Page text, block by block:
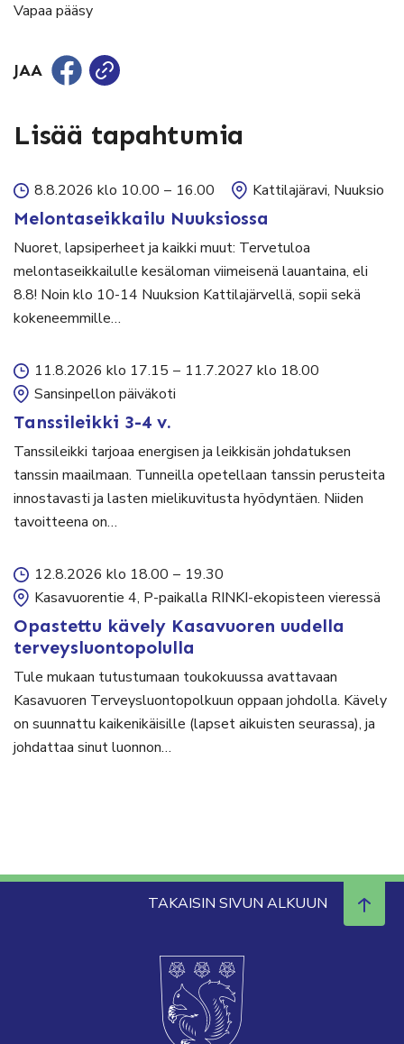
Vapaa pääsy
JAA
Lisää tapahtumia
8.8.2026 klo 10.00 – 16.00 Kattilajäravi, Nuuksio
Melontaseikkailu Nuuksiossa
Nuoret, lapsiperheet ja kaikki muut: Tervetuloa
melontaseikkailulle kesäloman viimeisenä lauantaina, eli
8.8! Noin klo 10-14 Nuuksion Kattilajärvellä, sopii sekä
kokeneemmille…
11.8.2026 klo 17.15 – 11.7.2027 klo 18.00
Sansinpellon päiväkoti
Tanssileikki 3-4 v.
Tanssileikki tarjoaa energisen ja leikkisän johdatuksen
tanssin maailmaan. Tunneilla opetellaan tanssin perusteita
innostavasti ja lasten mielikuvitusta hyödyntäen. Niiden
tavoitteena on…
12.8.2026 klo 18.00 – 19.30
Kasavuorentie 4, P-paikalla RINKI-ekopisteen vieressä
Opastettu kävely Kasavuoren uudella
terveysluontopolulla
Tule mukaan tutustumaan toukokuussa avattavaan
Kasavuoren Terveysluontopolkuun oppaan johdolla. Kävely
on suunnattu kaikenikäisille (lapset aikuisten seurassa), ja
johdattaa sinut luonnon…
TAKAISIN SIVUN ALKUUN